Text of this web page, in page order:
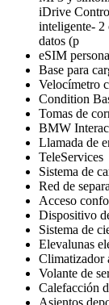
iDrive
inteligente- 2
datos (p
eSIM
Base para
Velocímetro
Condition
Tomas de
BMW
Llamada de
TeleServices
Sistema de
Red de
Acceso
Dispositivo
Sistema de
Elevalunas
Climatizador
Volante de
Calefacción
Asientos